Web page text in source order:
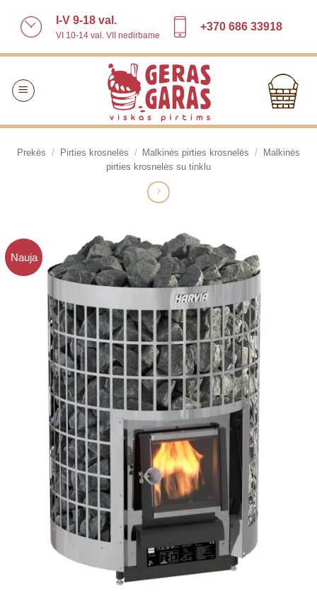
I-V 9-18 val.
VI 10-14 val. VII nedirbame
+370 686 33918
Prekės / Pirties krosnelės / Malkinės pirties krosnelės /
Malkinės
pirties krosnelės su tinklu
Nauja